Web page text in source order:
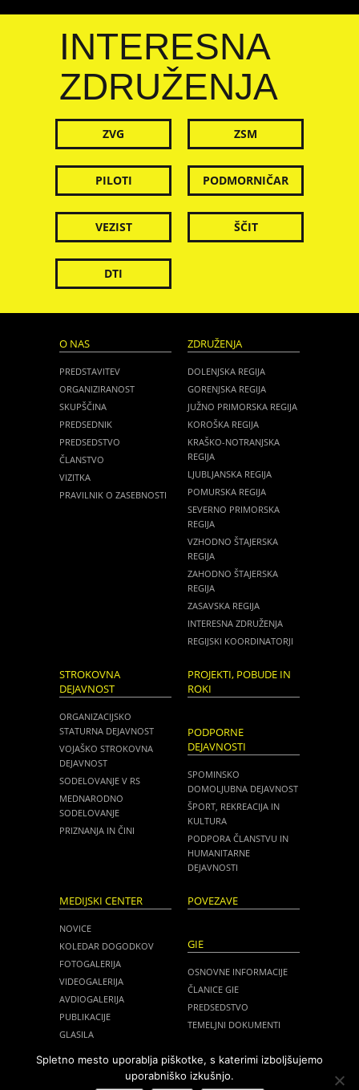
INTERESNA
ZDRUŽENJA
ZVG ZSM
PILOTI PODMORNIČAR
VEZIST ŠČIT
DTI
O NAS
PREDSTAVITEV
ORGANIZIRANOST
SKUPŠČINA
PREDSEDNIK
PREDSEDSTVO
ČLANSTVO
VIZITKA
PRAVILNIK O ZASEBNOSTI
ZDRUŽENJA
DOLENJSKA REGIJA
GORENJSKA REGIJA
JUŽNO PRIMORSKA REGIJA
KOROŠKA REGIJA
KRAŠKO-NOTRANJSKA
REGIJA
LJUBLJANSKA REGIJA
POMURSKA REGIJA
SEVERNO PRIMORSKA
REGIJA
VZHODNO ŠTAJERSKA
REGIJA
ZAHODNO ŠTAJERSKA
REGIJA
ZASAVSKA REGIJA
INTERESNA ZDRUŽENJA
REGIJSKI KOORDINATORJI
STROKOVNA
DEJAVNOST
ORGANIZACIJSKO
STATURNA DEJAVNOST
VOJAŠKO STROKOVNA
DEJAVNOST
SODELOVANJE V RS
MEDNARODNO
SODELOVANJE
PRIZNANJA IN ČINI
PROJEKTI, POBUDE IN
ROKI
PODPORNE
DEJAVNOSTI
SPOMINSKO
DOMOLJUBNA DEJAVNOST
ŠPORT, REKREACIJA IN
KULTURA
PODPORA ČLANSTVU IN
HUMANITARNE
DEJAVNOSTI
MEDIJSKI CENTER
NOVICE
KOLEDAR DOGODKOV
FOTOGALERIJA
VIDEOGALERIJA
AVDIOGALERIJA
PUBLIKACIJE
GLASILA
POVEZAVE
GIE
OSNOVNE INFORMACIJE
ČLANICE GIE
PREDSEDSTVO
TEMELJNI DOKUMENTI
ZASEDANJA
Spletno mesto uporablja piškotke, s katerimi izboljšujemo
uporabniško izkušnjo.